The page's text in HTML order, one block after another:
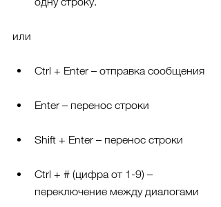
или
Ctrl + Enter – отправка сообщения
Enter – перенос строки
Shift + Enter – перенос строки
Ctrl + # (цифра от 1-9) –
переключение между диалогами